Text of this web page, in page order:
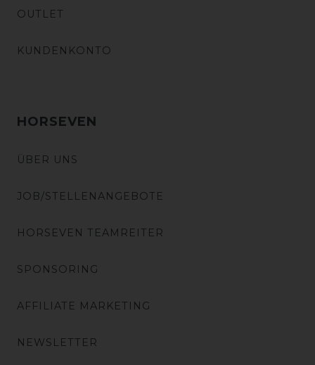
OUTLET
KUNDENKONTO
HORSEVEN
ÜBER UNS
JOB/STELLENANGEBOTE
HORSEVEN TEAMREITER
SPONSORING
AFFILIATE MARKETING
NEWSLETTER